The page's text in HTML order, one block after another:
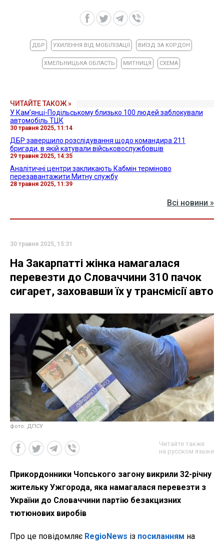
ДБР УХИЛЕННЯ ВІД МОБІЛІЗАЦІЇ ВИЇЗД ЗА КОРДОН
ХМЕЛЬНИЦЬКА ОБЛАСТЬ МИТНИЦЯ СХЕМА
ЧИТАЙТЕ ТАКОЖ »
У Кам’янці-Подільському близько 100 людей заблокували
автомобіль ТЦК
30 травня 2025, 11:14
ДБР завершило розслідування щодо командира 211
бригади, в якій катували військовослужбовців
29 травня 2025, 14:35
Аналітичні центри закликають Кабмін терміново
перезавантажити Митну службу
28 травня 2025, 11:39
Всі новини »
30 травня 2025, 15:31
На Закарпатті жінка намагалася
перевезти до Словаччини 310 пачок
сигарет, заховавши їх у трансмісії авто
фото: ДПСУ
Читайте также
на русском языке
Прикордонники Чопського загону викрили 32-річну
жительку Ужгорода, яка намагалася перевезти з
України до Словаччини партію безакцизних
тютюнових виробів
Про це повідомляє RegioNews із посиланням на